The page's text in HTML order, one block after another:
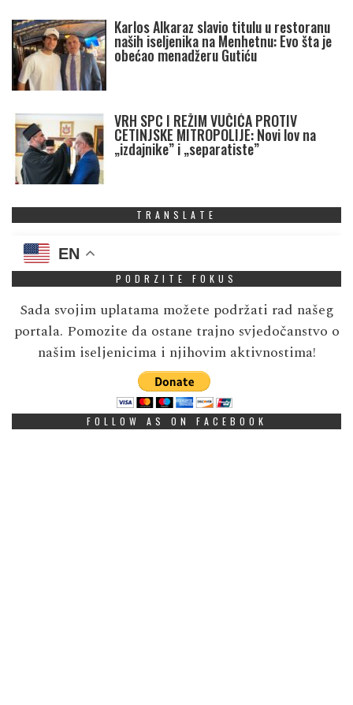
Karlos Alkaraz slavio titulu u restoranu
naših iseljenika na Menhetnu: Evo šta je
obećao menadžeru Gutiću
VRH SPC I REŽIM VUČIĆA PROTIV
CETINJSKE MITROPOLIJE: Novi lov na
„izdajnike” i „separatiste”
TRANSLATE
EN
PODRZITE FOKUS
Sada svojim uplatama možete podržati rad našeg
portala. Pomozite da ostane trajno svjedočanstvo o
našim iseljenicima i njihovim aktivnostima!
FOLLOW AS ON FACEBOOK